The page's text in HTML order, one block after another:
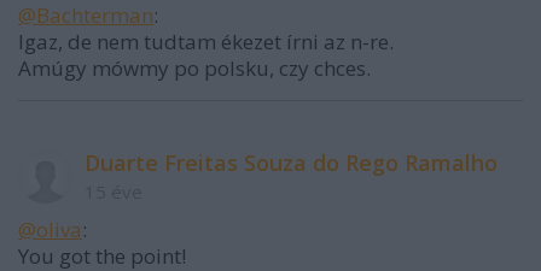
@Bachterman:
Igaz, de nem tudtam ékezet írni az n-re.
Amúgy mówmy po polsku, czy chces.
Duarte Freitas Souza do Rego Ramalho
@oliva:
You got the point!